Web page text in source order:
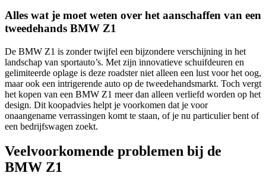
Alles wat je moet weten over het aanschaffen van een
tweedehands BMW Z1
De BMW Z1 is zonder twijfel een bijzondere verschijning in het
landschap van sportauto’s. Met zijn innovatieve schuifdeuren en
gelimiteerde oplage is deze roadster niet alleen een lust voor het oog,
maar ook een intrigerende auto op de tweedehandsmarkt. Toch vergt
het kopen van een BMW Z1 meer dan alleen verliefd worden op het
design. Dit koopadvies helpt je voorkomen dat je voor
onaangename verrassingen komt te staan, of je nu particulier bent of
een bedrijfswagen zoekt.
Veelvoorkomende problemen bij de
BMW Z1